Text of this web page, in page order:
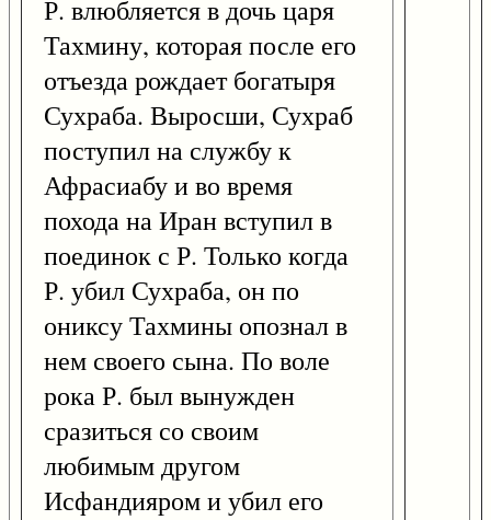
Р. влюбляется в дочь царя
Тахмину, которая после его
отъезда рождает богатыря
Сухраба. Выросши, Сухраб
поступил на службу к
Афрасиабу и во время
похода на Иран вступил в
поединок с Р. Только когда
Р. убил Сухраба, он по
ониксу Тахмины опознал в
нем своего сына. По воле
рока Р. был вынужден
сразиться со своим
любимым другом
Исфандияром и убил его